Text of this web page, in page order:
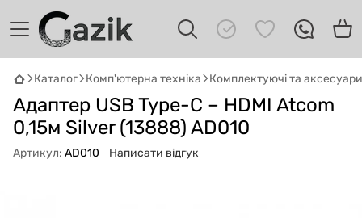
Каталог Комп'ютерна техніка Комплектуючі та аксесуари
Адаптер USB Type-C – HDMI Atcom
0,15м Silver (13888) AD010
Артикул: AD010 Написати відгук
GAZIKAI
Онлайн · пошук техніки
Привіт! 👋 Я Gazik AI — допоможу
підібрати вживану комп'ютерну техніку.